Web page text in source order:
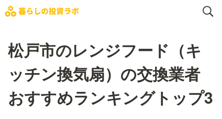
松戸市のレンジフード（キ
ッチン換気扇）の交換業者
おすすめランキングトップ3